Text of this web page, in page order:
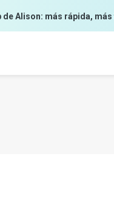
de Alison: más rápida,